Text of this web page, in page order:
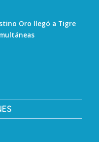
Oro llegó a Tigre